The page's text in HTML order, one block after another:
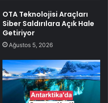
OTA Teknolojisi Araçları
Siber Saldırılara Açık Hale
Getiriyor
Ağustos 5, 2026